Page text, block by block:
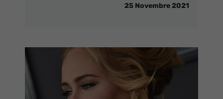
25 Novembre 2021